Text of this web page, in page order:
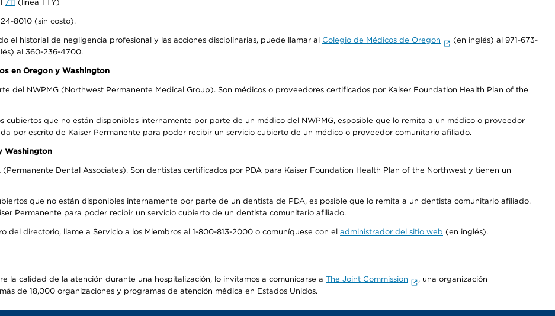
711 (línea TTY)
8010 (sin costo).
el historial de negligencia profesional y las acciones disciplinarias, puede llamar al Colegio de Médicos de Oregon
(en inglés) al 971-673-
al 360-236-4700.
en Oregon y Washington
del NWPMG (Northwest Permanente Medical Group). Son médicos o proveedores certificados por Kaiser Foundation Health Plan of the
cubiertos que no están disponibles internamente por parte de un médico del NWPMG, esposible que lo remita a un médico o proveedor
por escrito de Kaiser Permanente para poder recibir un servicio cubierto de un médico o proveedor comunitario afiliado.
Washington
Dental Associates). Son dentistas certificados por PDA para Kaiser Foundation Health Plan of the Northwest y tienen un
que no están disponibles internamente por parte de un dentista de PDA, es posible que lo remita a un dentista comunitario afiliado.
Permanente para poder recibir un servicio cubierto de un dentista comunitario afiliado.
directorio, llame a Servicio a los Miembros al 1-800-813-2000 o comuníquese con el administrador del sitio web (en inglés).
la calidad de la atención durante una hospitalización, lo invitamos a comunicarse a The Joint Commission
, una organización
de 18,000 organizaciones y programas de atención médica en Estados Unidos.